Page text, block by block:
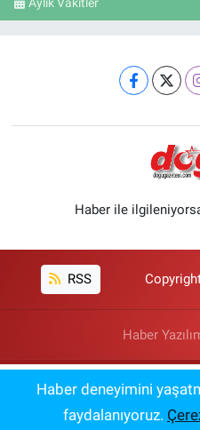
Haber ile
RSS
Haber
Haber deneyimini
faydalanıyoruz.
08:00 Meclis'te Kritik
Paketi Kurulda